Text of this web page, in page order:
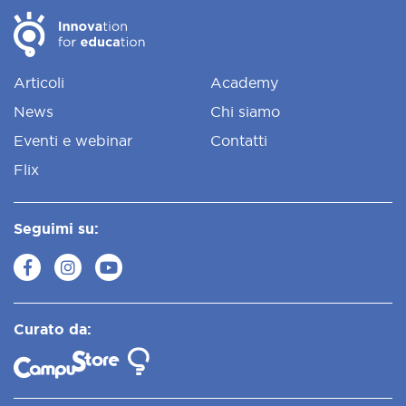
Articoli
News
Eventi e webinar
Flix
Academy
Chi siamo
Contatti
Seguimi su:
Curato da: